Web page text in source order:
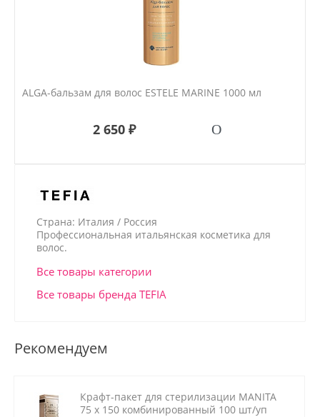
ALGA-бальзам для волос ESTELE MARINE 1000 мл
2 650 ₽
Страна: Италия / Россия
Профессиональная итальянская косметика для
волос.
Все товары категории
Все товары бренда TEFIA
Рекомендуем
Крафт-пакет для стерилизации MANITA
75 х 150 комбинированный 100 шт/уп